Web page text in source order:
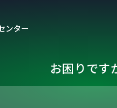
ンター
お困りです